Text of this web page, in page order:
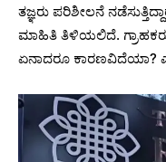
ತಜ್ಞರು ಪರಿಶೀಲನೆ
ಮಾಹಿತಿ ತಿಳಿಯಲಿದೆ. ಗ್ರಾಹಕರು
ಏನಾದರೂ ಕಾರಣವಿದೆಯಾ?